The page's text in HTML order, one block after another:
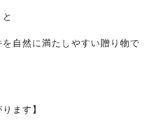
自然に満たしやすい贈り物で
ます】